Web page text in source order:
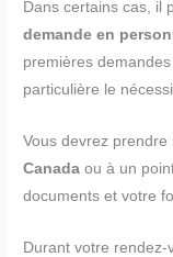
Dans certains cas, il
demande en
premières
particulière le
Vous devrez
Canada ou à un
documents et votre
Durant votre